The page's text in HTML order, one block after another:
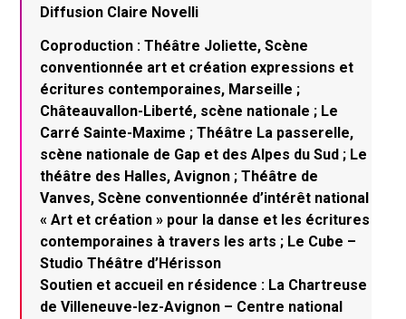
Diffusion Claire Novelli
Coproduction : Théâtre Joliette, Scène
conventionnée art et création expressions et
écritures contemporaines, Marseille ;
Châteauvallon-Liberté, scène nationale ; Le
Carré Sainte-Maxime ; Théâtre La passerelle,
scène nationale de Gap et des Alpes du Sud ; Le
théâtre des Halles, Avignon ; Théâtre de
Vanves, Scène conventionnée d’intérêt national
« Art et création » pour la danse et les écritures
contemporaines à travers les arts ; Le Cube –
Studio Théâtre d’Hérisson
Soutien et accueil en résidence : La Chartreuse
de Villeneuve-lez-Avignon – Centre national